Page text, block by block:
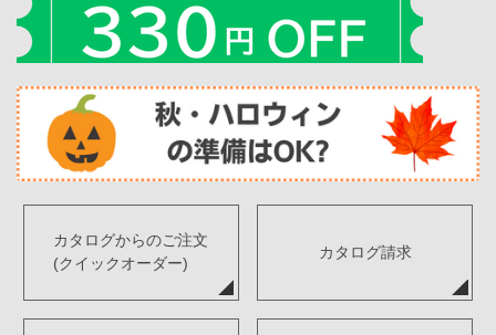
カタログからのご注文
(クイックオーダー)
カタログ請求